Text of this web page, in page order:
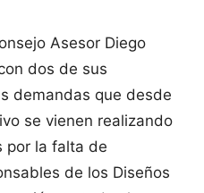
Asesor Diego
dos de sus
demandas que desde
se vienen realizando
por la falta de
de los Diseños